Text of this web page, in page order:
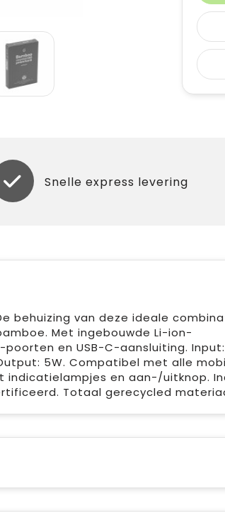
Snelle express levering
behuizing van deze ideale
Met ingebouwde Li-ion-
poorten en USB-C-aansluiting.
5W. Compatibel met alle
indicatielampjes en aan-/uitknop.
Totaal gerecycled